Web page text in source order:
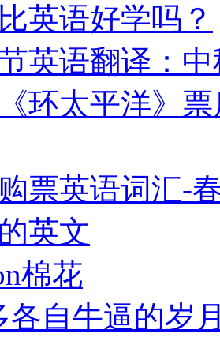
英语好学吗？
英语翻译：
环太平洋》
票英语词汇-
英文
棉花
各自牛逼的岁